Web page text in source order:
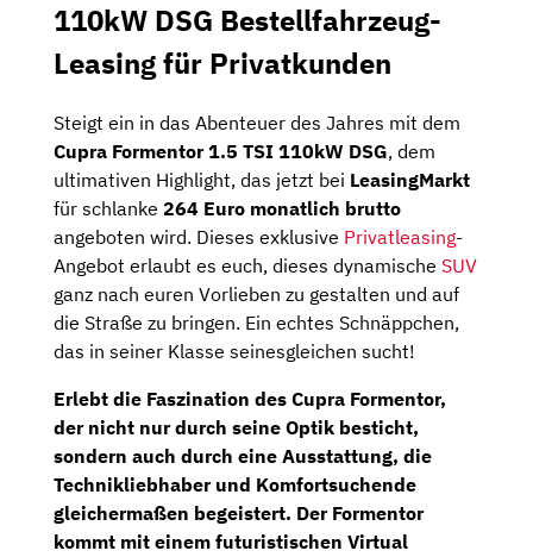
110kW DSG Bestellfahrzeug-
Leasing für Privatkunden
Steigt ein in das Abenteuer des Jahres mit dem
Cupra Formentor 1.5 TSI 110kW DSG, dem
ultimativen Highlight, das jetzt bei LeasingMarkt
für schlanke 264 Euro monatlich brutto
angeboten wird. Dieses exklusive Privatleasing-
Angebot erlaubt es euch, dieses dynamische SUV
ganz nach euren Vorlieben zu gestalten und auf
die Straße zu bringen. Ein echtes Schnäppchen,
das in seiner Klasse seinesgleichen sucht!
Erlebt die Faszination des Cupra Formentor,
der nicht nur durch seine Optik besticht,
sondern auch durch eine Ausstattung, die
Technikliebhaber und Komfortsuchende
gleichermaßen begeistert. Der Formentor
kommt mit einem futuristischen Virtual